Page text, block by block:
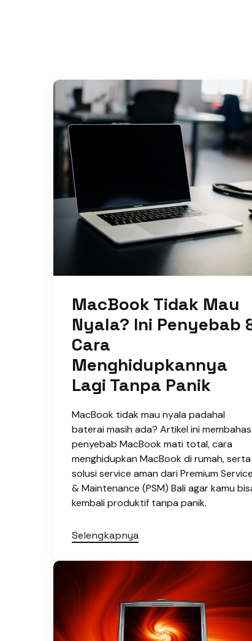
MacBook Tidak Mau
Nyala? Ini Penyebab
Cara
Menghidupkannya
Lagi Tanpa Panik
MacBook tidak mau nyala padahal
baterai masih ada? Artikel ini membahas
penyebab MacBook mati total, cara
menghidupkan MacBook di rumah, serta
solusi service aman dari Premium Service
& Maintenance (PSM) Bali agar kamu
kembali produktif tanpa panik.
Selengkapnya